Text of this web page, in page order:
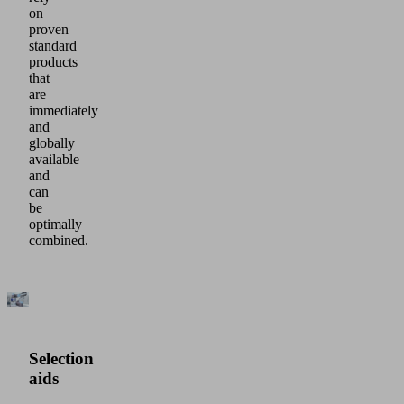
on
proven
standard
products
that
are
immediately
and
globally
available
and
can
be
optimally
combined.
Selection
aids